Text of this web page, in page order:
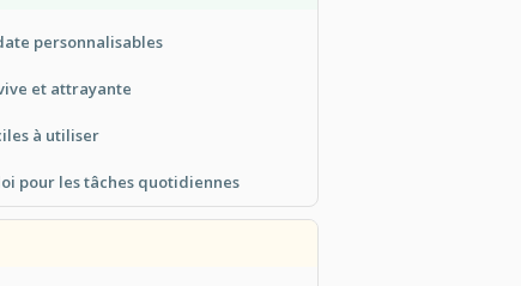
personnalisables
et attrayante
à utiliser
pour les tâches quotidiennes